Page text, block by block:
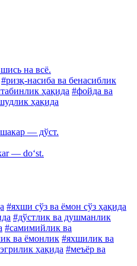
на всё.
#ризқ-насиба ва бенасиблик
ҳақида #фойда ва
ҳақида
— дўст.
— do‘st.
#яхши сўз ва ёмон сўз ҳақида
#дўстлик ва душманлик
#самимийлик ва
ва ёмонлик #яхшилик ва
ҳақида #меъёр ва